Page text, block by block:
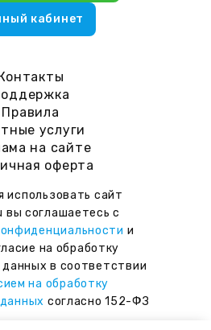
Правила
услуги
на сайте
оферта
использовать сайт
вы соглашаетесь с
и
на обработку
в соответствии
на обработку
согласно 152-ФЗ
кабинет